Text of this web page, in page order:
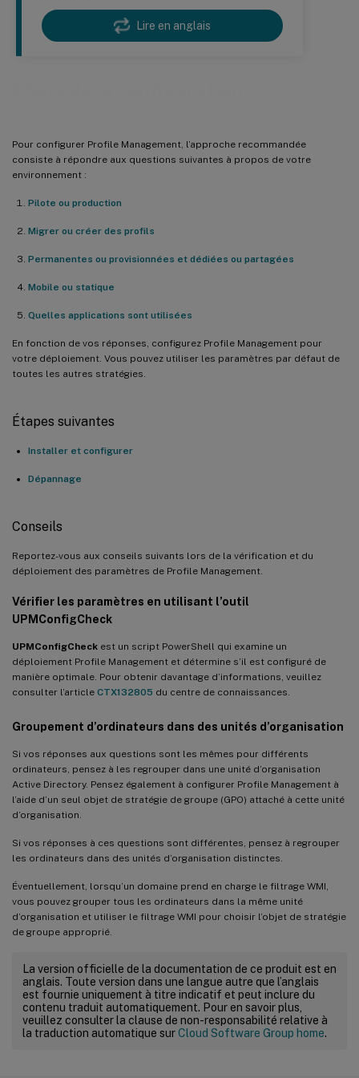
Lire en anglais
Pour configurer Profile Management, l’approche recommandée
consiste à répondre aux questions suivantes à propos de votre
environnement :
Pilote ou production
Migrer ou créer des profils
Permanentes ou provisionnées et dédiées ou partagées
Mobile ou statique
Quelles applications sont utilisées
En fonction de vos réponses, configurez Profile Management pour
votre déploiement. Vous pouvez utiliser les paramètres par défaut de
toutes les autres stratégies.
Étapes suivantes
Installer et configurer
Dépannage
Conseils
Reportez-vous aux conseils suivants lors de la vérification et du
déploiement des paramètres de Profile Management.
Vérifier les paramètres en utilisant l’outil
UPMConfigCheck
UPMConfigCheck est un script PowerShell qui examine un
déploiement Profile Management et détermine s’il est configuré de
manière optimale. Pour obtenir davantage d’informations, veuillez
consulter l’article CTX132805 du centre de connaissances.
Groupement d’ordinateurs dans des unités d’organisation
Si vos réponses aux questions sont les mêmes pour différents
ordinateurs, pensez à les regrouper dans une unité d’organisation
Active Directory. Pensez également à configurer Profile Management à
l’aide d’un seul objet de stratégie de groupe (GPO) attaché à cette unité
d’organisation.
Si vos réponses à ces questions sont différentes, pensez à regrouper
les ordinateurs dans des unités d’organisation distinctes.
Éventuellement, lorsqu’un domaine prend en charge le filtrage WMI,
vous pouvez grouper tous les ordinateurs dans la même unité
d’organisation et utiliser le filtrage WMI pour choisir l’objet de stratégie
de groupe approprié.
La version officielle de la documentation de ce produit est en
anglais. Toute version dans une langue autre que l’anglais
est fournie uniquement à titre indicatif et peut inclure du
contenu traduit automatiquement. Pour en savoir plus,
veuillez consulter la clause de non-responsabilité relative à
la traduction automatique surCloud Software Group home.